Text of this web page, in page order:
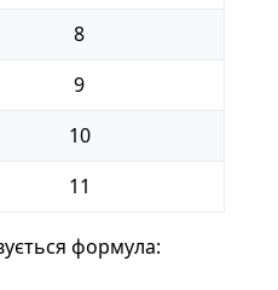
8
9
10
11
формула: